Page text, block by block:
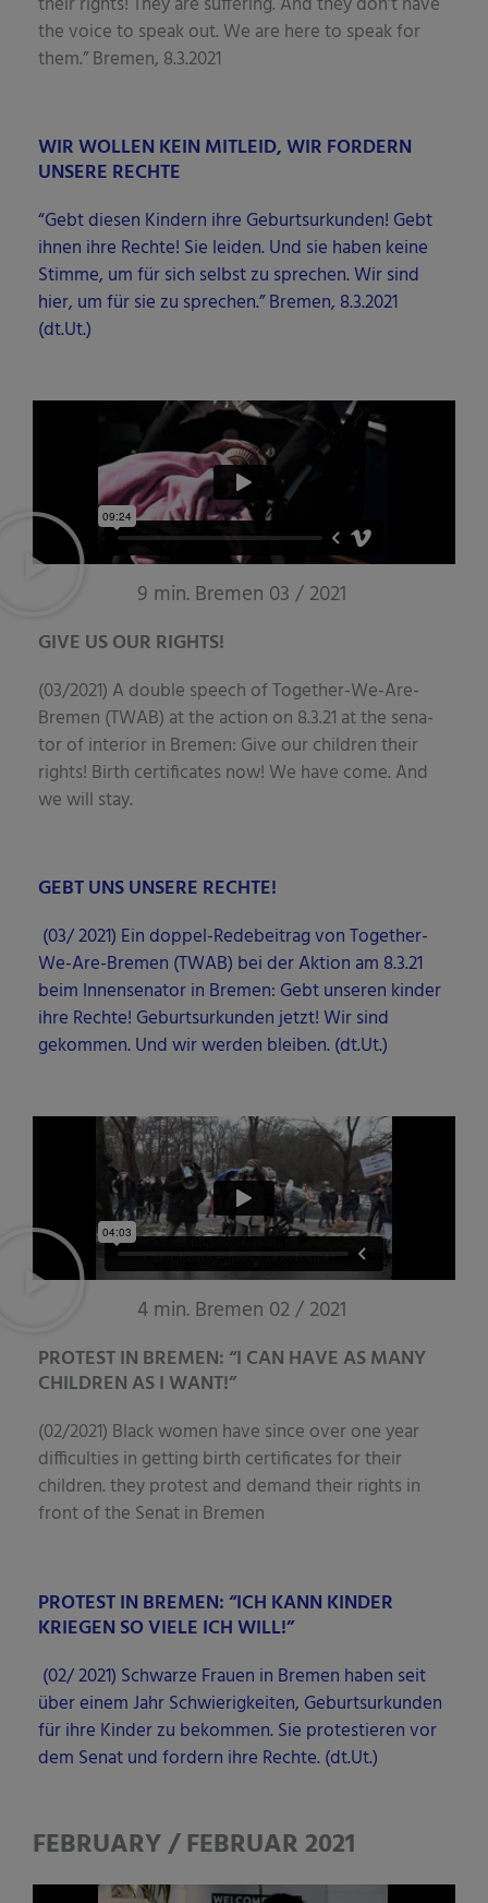
the voice to speak out. We are here to speak for
them.” Bre­men, 8.3.2021
WIR WOLLEN KEIN MITLEID, WIR FORDERN
UNSERE RECHTE
“Gebt die­sen Kin­dern ihre Geburts­ur­kun­den! Gebt
ihnen ihre Rech­te! Sie lei­den. Und sie haben kei­ne
Stim­me, um für sich selbst zu spre­chen. Wir sind
hier, um für sie zu spre­chen.” Bre­men, 8.3.2021
(dt.Ut.)
9 min. Bremen 03 / 2021
GIVE US OUR RIGHTS!
(03/2021) A dou­ble speech of Tog­e­ther-We-Are-
Bre­men (TWAB) at the action on 8.3.21 at the sena­
tor of inte­ri­or in Bre­men: Give our child­ren their
rights! Birth cer­ti­fi­ca­tes now! We have come. And
we will stay.
GEBT UNS UNSERE RECHTE!
(03/ 2021) Ein dop­pel-Rede­bei­trag von Tog­e­ther-
We-Are-Bre­men (TWAB) bei der Akti­on am 8.3.21
beim Innen­se­na­tor in Bre­men: Gebt unse­ren kin­der
ihre Rech­te! Geburts­ur­kun­den jetzt! Wir sind
gekom­men. Und wir wer­den blei­ben. (dt.Ut.)
4 min. Bremen 02 / 2021
PROTEST IN BREMEN: “I CAN HAVE AS MANY
CHILDREN AS I WANT!”
(02/2021) Black women have sin­ce over one year
dif­fi­cul­ties in get­ting birth cer­ti­fi­ca­tes for their
child­ren. they pro­test and demand their rights in
front of the Senat in Bremen
PROTEST IN BREMEN: “ICH KANN KINDER
KRIEGEN SO VIELE ICH WILL!”
(02/ 2021) Schwar­ze Frau­en in Bre­men haben seit
über einem Jahr Schwie­rig­kei­ten, Geburts­ur­kun­den
für ihre Kin­der zu bekom­men. Sie pro­tes­tie­ren vor
dem Senat und for­dern ihre Rech­te. (dt.Ut.)
FEBRUARY / FEBRUAR 2021